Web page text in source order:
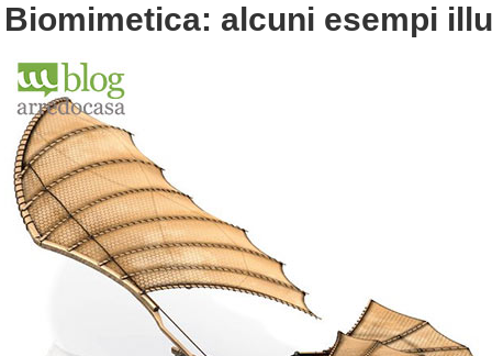
Biomimetica: alcuni esempi